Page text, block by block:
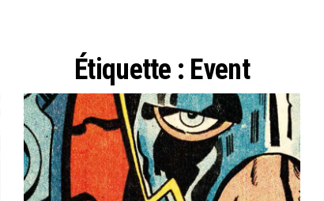
Étiquette : Event